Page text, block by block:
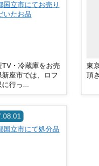
国立市にてお売り
いたお品
・冷蔵庫をお売
座市では、ロフ
行っ...
東
頂
国立市にて処分品